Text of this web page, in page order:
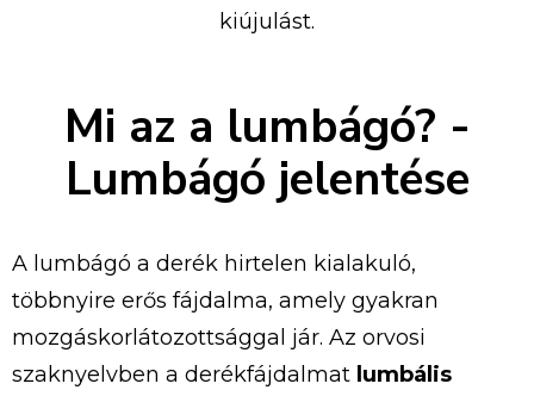
kiújulást.
Mi az a lumbágó? -
Lumbágó jelentése
A lumbágó a derék hirtelen kialakuló,
többnyire erős fájdalma, amely gyakran
mozgáskorlátozottsággal jár. Az orvosi
szaknyelvben a derékfájdalmat lumbális